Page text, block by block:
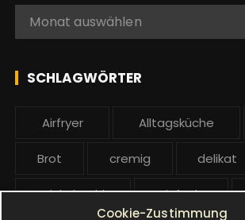
Cookie-Zustimmung
n
c
:
e
ä
Monat auswählen
SCHLAGWÖRTER
Airfryer Alltagsküche
Brot cremig delikat
Dinkelmehl Einfach